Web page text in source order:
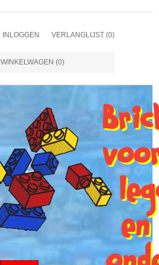
INLOGGEN VERLANGLIJST (0)
WINKELWAGEN (0)